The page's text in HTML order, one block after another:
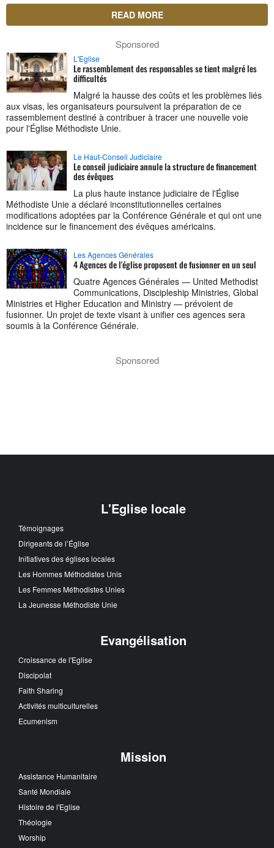
READ MORE
Sponsored
L'Eglise
Le rassemblement des responsables se tient malgré les
difficultés
Malgré la hausse des coûts et les problèmes liés
aux visas, les organisateurs poursuivent la préparation de ce
rassemblement destiné à contribuer à tracer une nouvelle voie
pour l'Église Méthodiste Unie.
Le Haut-Conseil Judiciaire
Le conseil judiciaire annule la structure de financement
des évêques
La plus haute instance judiciaire de l'Église
Méthodiste Unie a déclaré inconstitutionnelles certaines
modifications adoptées par la Conférence Générale et qui ont une
incidence sur le financement des évêques américains.
Les Agences Générales
4 Agences de l'église proposent de fusionner en un seul
Quatre Agences Générales — United Methodist
Communications, Discipleship Ministries, Global
Ministries et Higher Education and Ministry — prévoient de
fusionner. Un projet de texte visant à unifier ces agences sera
soumis à la Conférence Générale.
Sponsored
L'Eglise locale
Témoignages
Dirigeants de l’Église
Initiatives des églises locales
Les Hommes Méthodistes Unis
Les Femmes Méthodistes Unies
La Jeunesse Méthodiste Unie
Evangélisation
Croissance de l'Eglise
Discipolat
Faith Sharing
Activités multiculturelles
Ecumenism
Mission
Assistance Humanitaire
Santé Mondiale
Histoire de l'Eglise
Théologie
Worship